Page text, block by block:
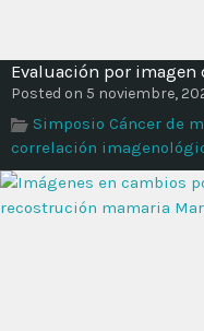
Evaluación por
Posted on 5 noviembre,
Simposio Cáncer de
correlación